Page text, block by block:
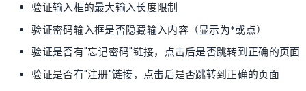
验证输入框的最大输入长度限制
验证密码输入框是否隐藏输入内容（显示为*或点）
验证是否有"忘记密码"链接，点击后是否跳转到正确的页面
验证是否有"注册"链接，点击后是否跳转到正确的页面